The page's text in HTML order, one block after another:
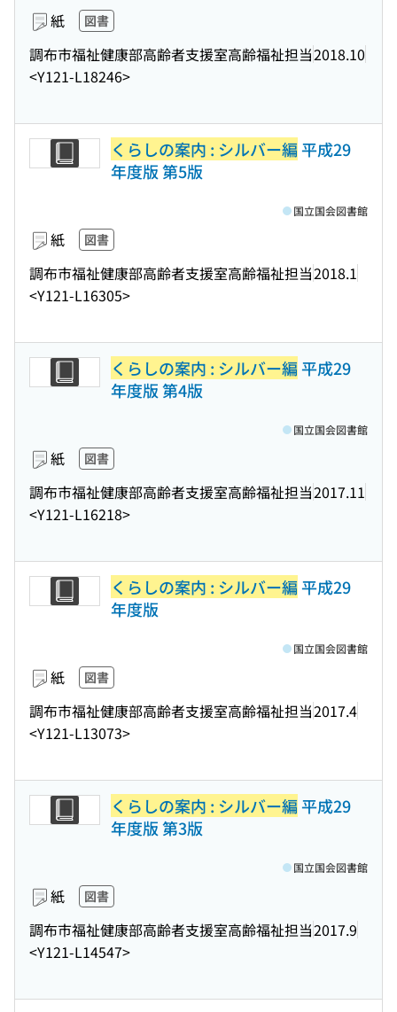
紙 図書
調布市福祉健康部高齢者支援室高齢福祉担当2018.10
<Y121-L18246>
くらしの案内 : シルバー編平成29
年度版 第5版
紙 図書
調布市福祉健康部高齢者支援室高齢福祉担当2018.1
<Y121-L16305>
国立国会図書館
くらしの案内 : シルバー編平成29
年度版 第4版
紙 図書
調布市福祉健康部高齢者支援室高齢福祉担当2017.11
<Y121-L16218>
国立国会図書館
くらしの案内 : シルバー編平成29
年度版
紙 図書
調布市福祉健康部高齢者支援室高齢福祉担当2017.4
<Y121-L13073>
国立国会図書館
くらしの案内 : シルバー編平成29
年度版 第3版
紙 図書
調布市福祉健康部高齢者支援室高齢福祉担当2017.9
<Y121-L14547>
国立国会図書館